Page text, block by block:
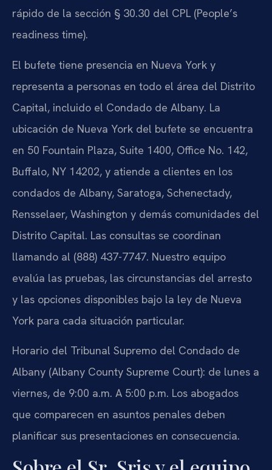
rápido de la sección § 30.30 del CPL (People’s
readiness time).
El bufete tiene presencia en Nueva York y
representa a personas en todo el área del Distrito
Capital, incluido el Condado de Albany. La
ubicación de Nueva York del bufete se encuentra
en 50 Fountain Plaza, Suite 1400, Office No. 142,
Buffalo, NY 14202, y atiende a clientes en los
condados de Albany, Saratoga, Schenectady,
Rensselaer, Washington y demás comunidades del
Distrito Capital. Las consultas se coordinan
llamando al (888) 437-7747. Nuestro equipo
evalúa las pruebas, las circunstancias del arresto
y las opciones disponibles bajo la ley de Nueva
York para cada situación particular.
Horario del Tribunal Supremo del Condado de
Albany (Albany County Supreme Court): de lunes a
viernes, de 9:00 a.m. A 5:00 p.m. Los abogados
que comparecen en asuntos penales deben
planificar sus presentaciones en consecuencia.